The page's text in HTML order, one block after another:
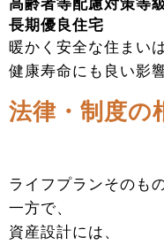
高齢者等配慮対策等
長期優良住宅
暖かく安全な住まいは
健康寿命にも良い影
法律・制度の
ライフプランそのも
一方で、
資産設計には、